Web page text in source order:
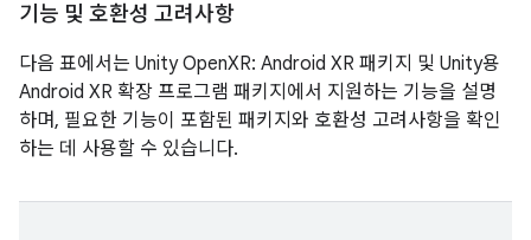
기능 및 호환성 고려사항
다음 표에서는 Unity OpenXR: Android XR 패키지 및 Unity용
Android XR 확장 프로그램 패키지에서 지원하는 기능을 설명
하며, 필요한 기능이 포함된 패키지와 호환성 고려사항을 확인
하는 데 사용할 수 있습니다.